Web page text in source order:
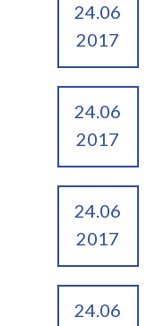
24.06
2017
24.06
2017
24.06
2017
24.06